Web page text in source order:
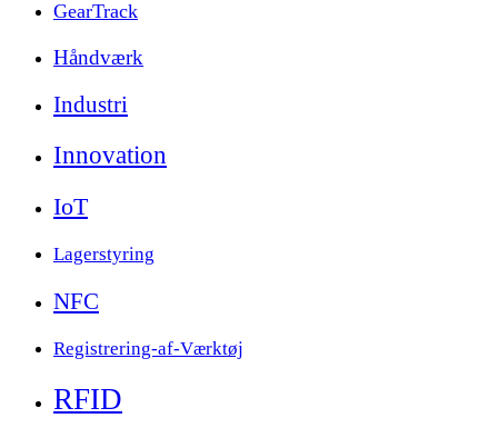
GearTrack
Håndværk
Industri
Innovation
IoT
Lagerstyring
NFC
Registrering-af-Værktøj
RFID